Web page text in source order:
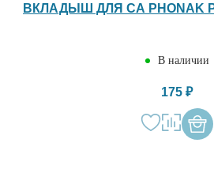
ВКЛАДЫШ ДЛЯ СА PHONAK
В наличии
175 ₽